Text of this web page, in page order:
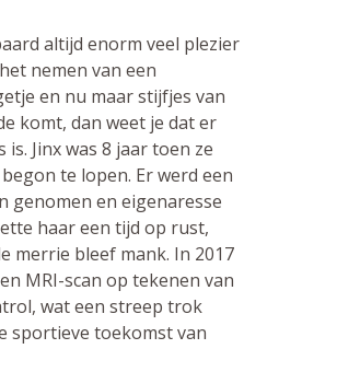
altijd enorm veel plezier
nemen van een
en nu maar stijfjes van
komt, dan weet je dat er
is. Jinx was 8 jaar toen ze
te lopen. Er werd een
genomen en eigenaresse
haar een tijd op rust,
merrie bleef mank. In 2017
MRI-scan op tekenen van
wat een streep trok
sportieve toekomst van